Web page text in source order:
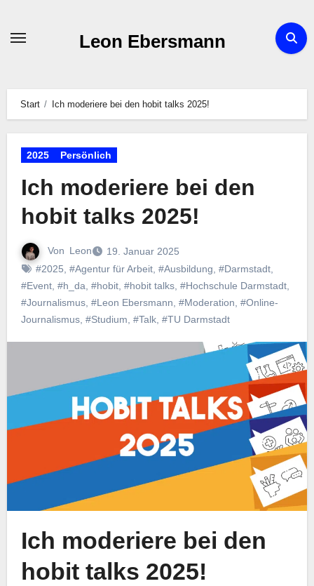
Leon Ebersmann
Start Ich moderiere bei den hobit talks 2025!
2025 Persönlich
Ich moderiere bei den
hobit talks 2025!
Von Leon
19. Januar 2025
#2025 #Agentur für Arbeit, #Ausbildung #Darmstadt,
#Event, #h_da #hobit, #hobit talks, #Hochschule Darmstadt,
#Journalismus, #Leon Ebersmann #Moderation #Online-
Journalismus, #Studium #Talk, #TU Darmstadt
Ich moderiere bei den
hobit talks 2025!